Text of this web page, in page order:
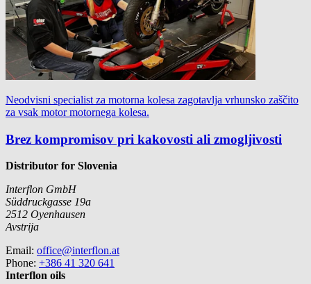
Neodvisni specialist za motorna kolesa zagotavlja vrhunsko zaščito
za vsak motor motornega kolesa.
Brez kompromisov pri kakovosti ali zmogljivosti
Distributor for Slovenia
Interflon GmbH
Süddruckgasse 19a
2512 Oyenhausen
Avstrija
Email: office@interflon.at
Phone: +386 41 320 641
Interflon oils